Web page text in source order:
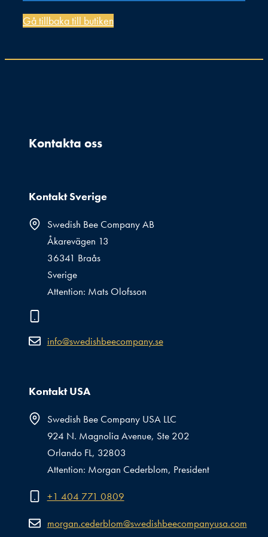
Gå tillbaka till butiken
Kontakta oss
Kontakt Sverige
Swedish Bee Company AB
Åkarevägen 13
36341 Braås
Sverige
Attention: Mats Olofsson
info@swedishbeecompany.se
Kontakt USA
Swedish Bee Company USA LLC
924 N. Magnolia Avenue, Ste 202
Orlando FL, 32803
Attention: Morgan Cederblom, President
+1 404 771 0809
morgan.cederblom@swedishbeecompanyusa.com